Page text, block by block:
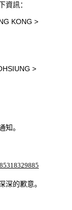
資訊：
KONG >
>
知。
深的歉意。